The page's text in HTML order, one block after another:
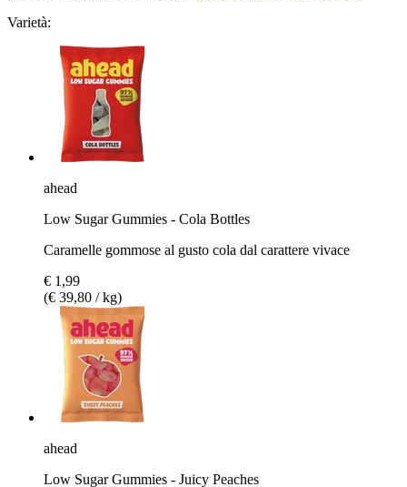
Varietà:
ahead
Low Sugar Gummies - Cola Bottles
Caramelle gommose al gusto cola dal carattere vivace
€ 1,99
(€ 39,80 / kg)
ahead
Low Sugar Gummies - Juicy Peaches